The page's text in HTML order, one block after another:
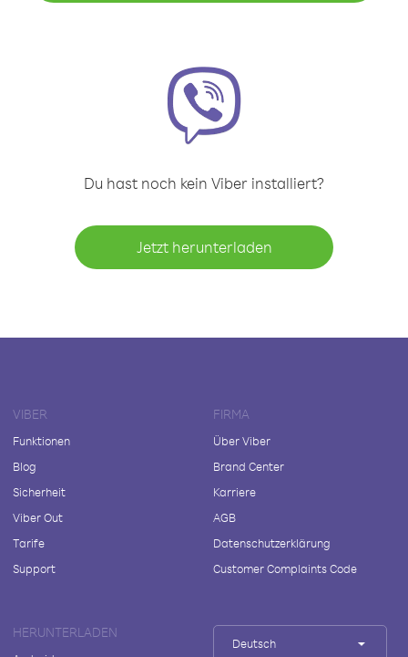
Du hast noch kein Viber installiert?
Jetzt herunterladen
VIBER
Funktionen
Blog
Sicherheit
Viber Out
Tarife
Support
FIRMA
Über Viber
Brand Center
Karriere
AGB
Datenschutzerklärung
Customer Complaints Code
HERUNTERLADEN
Deutsch